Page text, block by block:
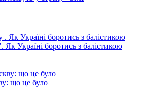
Україні боротись з балістикою
що це було